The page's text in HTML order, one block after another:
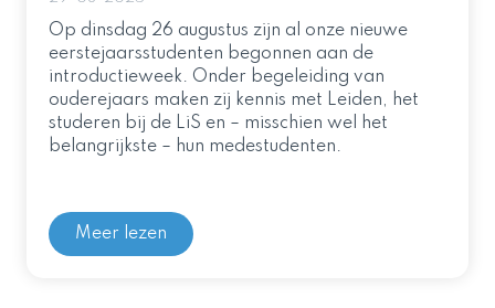
Op dinsdag 26 augustus zijn al onze nieuwe
eerstejaarsstudenten begonnen aan de
introductieweek. Onder begeleiding van
ouderejaars maken zij kennis met Leiden, het
studeren bij de LiS en – misschien wel het
belangrijkste – hun medestudenten.
Meer lezen